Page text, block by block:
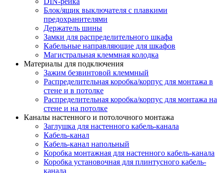
Блок/ящик выключателя с плавкими
предохранителями
Держатель шины
Замки для распределительного шкафа
Кабельные направляющие для шкафов
Магистральная клеммная колодка
Материалы для подключения
Зажим безвинтовой клеммный
Распределительная коробка/корпус для монтажа в
стене и в потолке
Распределительная коробка/корпус для монтажа на
стене и на потолке
Каналы настенного и потолочного монтажа
Заглушка для настенного кабель-канала
Кабель-канал
Кабель-канал напольный
Коробка монтажная для настенного кабель-канала
Коробка установочная для плинтусного кабель-
канала